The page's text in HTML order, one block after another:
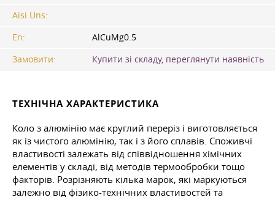
Aisi Uns:
En:
AlCuMg0.5
Замовити:
Купити зі складу, переглянути наявність
ТЕХНІЧНА ХАРАКТЕРИСТИКА
Коло з алюмінію має круглий переріз і виготовляється
як із чистого алюмінію, так і з його сплавів. Споживчі
властивості залежать від співвідношення хімічних
елементів у складі, від методів термообробки тощо
факторів. Розрізняють кілька марок, які маркуються
залежно від фізико-технічних властивостей та